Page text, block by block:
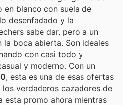
en blanco con suela de
desenfadado y la
sabe dar, pero a un
la boca abierta. Son ideales
con casi todo y
y moderno. Con un
, esta es una de esas ofertas
verdaderos cazadores de
esta promo ahora mientras